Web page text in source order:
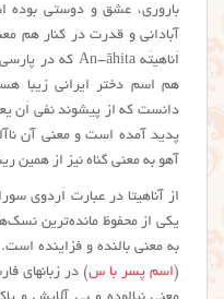
باروری، عشق و دوستی بوده
آبادانی و قدرت در کنار هم
هم اسم دختر ایرانی زیبا
پدید آمده است و معنی آن
آهو به معنی گناه نیز از همین
از آناهیتا در عبارت اَرِدوی
یکی از محفوظ مانده‌ترین
به معنی بالنده و فزاینده
(اسم پسر با س) در زبانهای